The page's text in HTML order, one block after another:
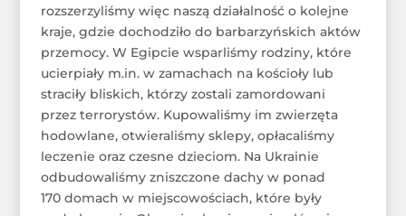
rozszerzyliśmy więc naszą działalność o kolejne
kraje, gdzie dochodziło do barbarzyńskich aktów
przemocy. W Egipcie wsparliśmy rodziny, które
ucierpiały m.in. w zamachach na kościoły lub
straciły bliskich, którzy zostali zamordowani
przez terrorystów. Kupowaliśmy im zwierzęta
hodowlane, otwieraliśmy sklepy, opłacaliśmy
leczenie oraz czesne dzieciom. Na Ukrainie
odbudowaliśmy zniszczone dachy w ponad
170 domach w miejscowościach, które były